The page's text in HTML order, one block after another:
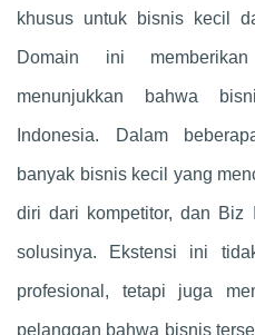
khusus untuk bisnis kecil
Domain ini
menunjukkan bahwa
Indonesia. Dalam
banyak bisnis kecil yang
diri dari kompetitor, dan Biz
solusinya. Ekstensi ini
profesional, tetapi juga
pelanggan bahwa bisnis